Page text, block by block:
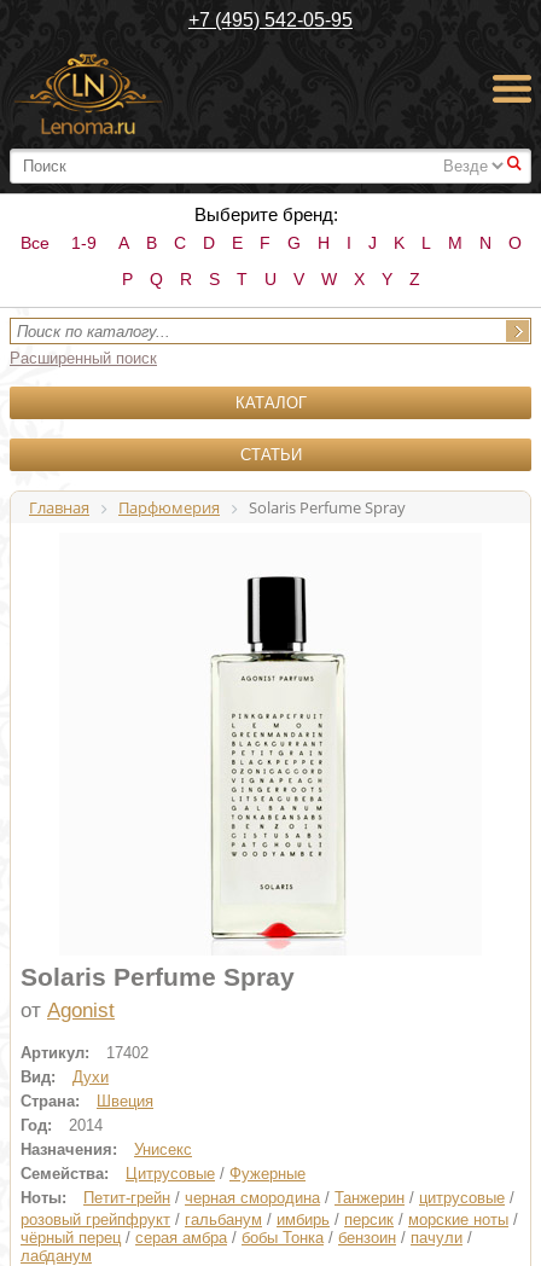
+7 (495) 542-05-95
#
Выберите бренд:
Все 1-9 A B C D E F G H I J K L M N
O
P
Q R S T U V W X Y Z
Расширенный поиск
КАТАЛОГ
СТАТЬИ
Главная Парфюмерия Solaris Perfume Spray
Solaris Perfume Spray
от Agonist
Артикул:
17402
Вид:
Духи
Страна:
Швеция
Год:
2014
Назначения:
Унисекс
Семейства:
Цитрусовые / Фужерные
Ноты:
Петит-грейн / черная смородина/ Танжерин / цитрусовые /
розовый грейпфрукт / гальбанум / имбирь / персик / морские ноты /
чёрный перец / серая амбра/ бобы Тонка/ бензоин / пачули /
лабданум